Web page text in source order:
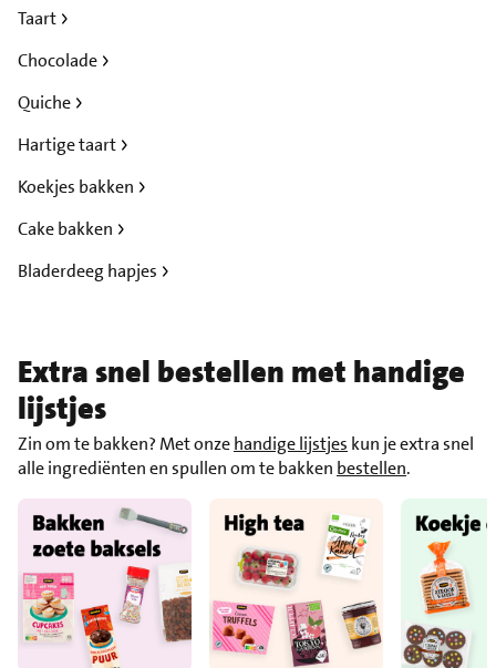
Taart
Chocolade
Quiche
Hartige taart
Koekjes bakken
Cake bakken
Bladerdeeg hapjes
Extra snel bestellen met handige
lijstjes
Zin om te bakken? Met onzehandige lijstjes kun je extra snel
alle ingrediënten en spullen om te bakken bestellen.